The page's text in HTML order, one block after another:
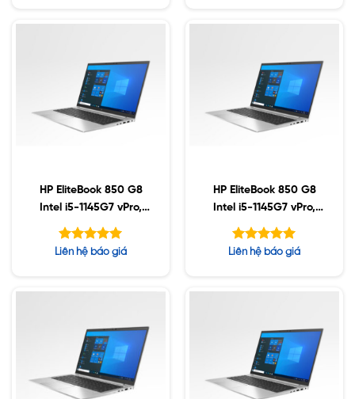
HP EliteBook 850 G8
Intel i5-1145G7 vPro,
16GB DDR4, 256GB
SSD, 15.6″ FHD, Win10
Được xếp
Liên hệ báo giá
HP EliteBook 850 G8
Intel i5-1145G7 vPro,
32GB DDR4, 256GB
SSD, 15.6″ FHD, Win10
Được xếp
Liên hệ báo giá